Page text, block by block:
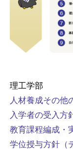
理工学部
人材養成その他
入学者の受入方
教育課程編成・
学位授与方針（